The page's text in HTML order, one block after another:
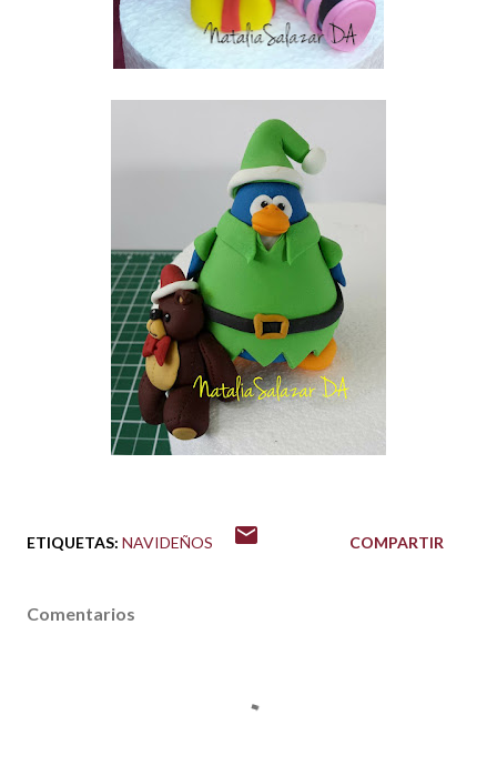
ETIQUETAS: NAVIDEÑOS COMPARTIR
Comentarios